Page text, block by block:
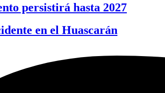
persistirá hasta 2027
en el Huascarán